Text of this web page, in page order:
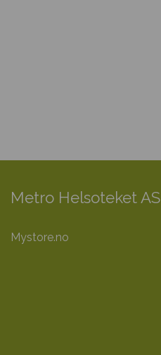
Metro Helsoteket AS
Mystore.no